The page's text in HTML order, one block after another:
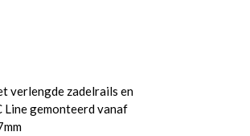
verlengde zadelrails en
Line gemonteerd vanaf